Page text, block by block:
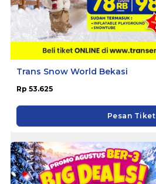
Trans Snow World Bekasi
Rp 53.625
Pesan Tiket